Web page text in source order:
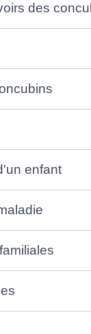
des
enfant